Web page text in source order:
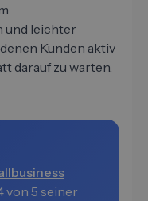
und leichter
Kunden aktiv
darauf zu warten.
von 5 seiner